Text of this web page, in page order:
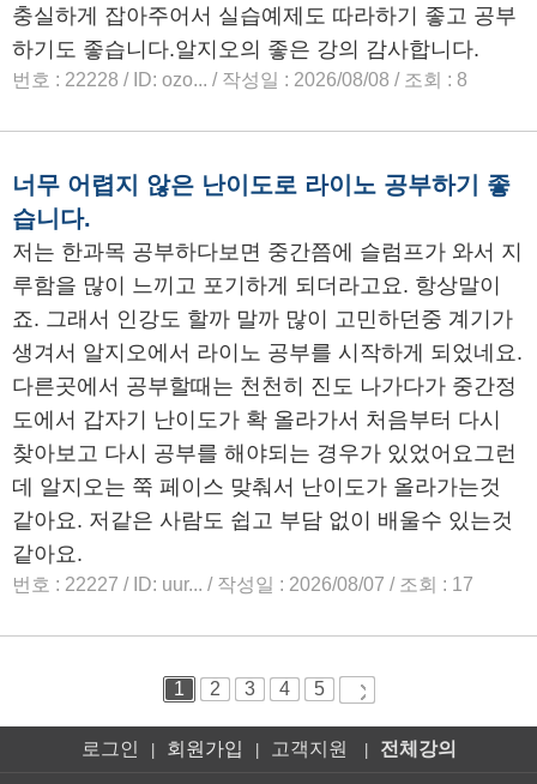
로그인 | 회원가입 | 고객지원 | 전체강의